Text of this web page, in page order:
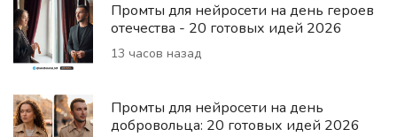
Промты для нейросети на день героев
отечества - 20 готовых идей 2026
13 часов назад
Промты для нейросети на день
добровольца: 20 готовых идей 2026